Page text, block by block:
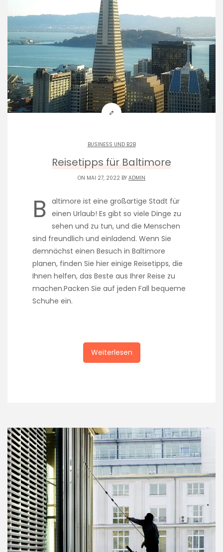
BUSINESS UND B2B
Reisetipps für Baltimore
ON MAI 27, 2022 BY ADMIN
B altimore ist eine großartige Stadt für
einen Urlaub! Es gibt so viele Dinge zu
sehen und zu tun, und die Menschen
sind freundlich und einladend. Wenn Sie
demnächst einen Besuch in Baltimore
planen, finden Sie hier einige Reisetipps, die
Ihnen helfen, das Beste aus Ihrer Reise zu
machen.Packen Sie auf jeden Fall bequeme
Schuhe ein.
Weiterlesen